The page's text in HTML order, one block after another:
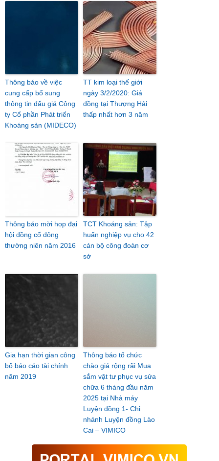
Thông báo về việc
cung cấp bổ sung
thông tin đấu giá Công
ty Cổ phần Phát triển
Khoáng sản (MIDECO)
TT kim loại thế giới
ngày 3/2/2020: Giá
đồng tại Thượng Hải
thấp nhất hơn 3 năm
Thông báo mời họp đại
hội đồng cổ đông
thường niên năm 2016
TCT Khoáng sản: Tập
huấn nghiệp vụ cho 42
cán bộ công đoàn cơ
sở
Gia hạn thời gian công
bố báo cáo tài chính
năm 2019
Thông báo tổ chức
chào giá rộng rãi Mua
sắm vật tư phục vụ sửa
chữa 6 tháng đầu năm
2025 tại Nhà máy
Luyện đồng 1- Chi
nhánh Luyện đồng Lào
Cai – VIMICO